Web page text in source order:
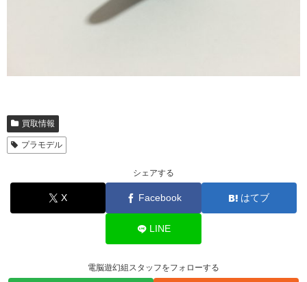
買取情報
プラモデル
シェアする
X Facebook はてブ
LINE
電脳遊幻組スタッフをフォローする